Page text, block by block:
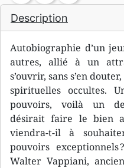
Description
Autobiographie d’un
autres, allié à un
s’ouvrir, sans s’en
spirituelles occultes.
pouvoirs, voilà un
désirait faire le bien
viendra-t-il à
pouvoirs
Walter Vappiani,